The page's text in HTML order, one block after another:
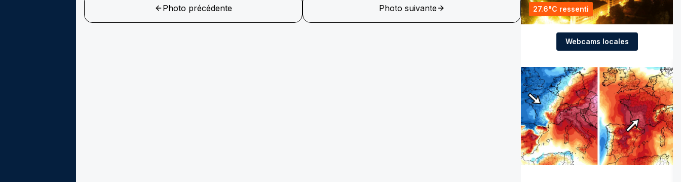
Photo précédente Photo suivante 27.6°C ressenti
Webcams locales